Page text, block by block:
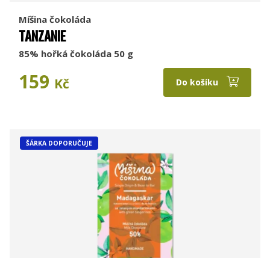
Míšina čokoláda
TANZANIE
85% hořká čokoláda 50 g
159 Kč Do košíku
ŠÁRKA DOPORUČUJE